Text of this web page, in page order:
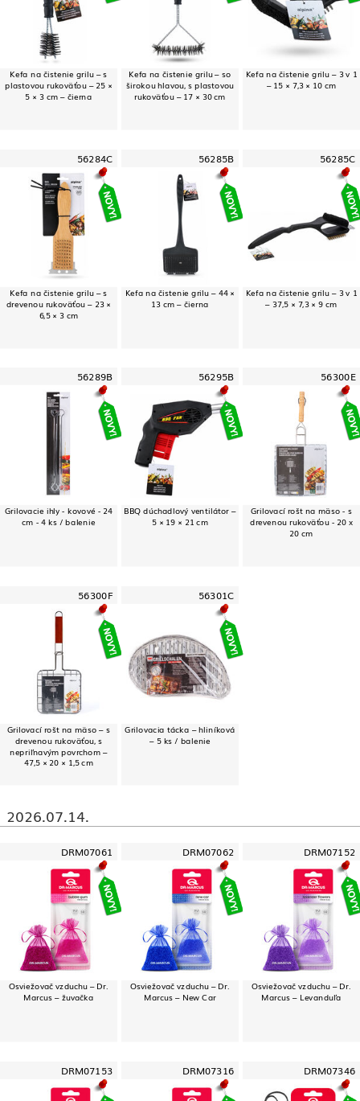
Kefa na čistenie grilu – s
plastovou rukoväťou – 25 ×
5 × 3 cm – čierna
Kefa na čistenie grilu – so
širokou hlavou, s plastovou
rukoväťou – 17 × 30 cm
Kefa na čistenie grilu – 3 v 1
– 15 × 7,3 × 10 cm
56284C
Kefa na čistenie grilu – s
drevenou rukoväťou – 23 ×
6,5 × 3 cm
56285B
Kefa na čistenie grilu – 44 ×
13 cm – čierna
56285C
Kefa na čistenie grilu – 3 v 1
– 37,5 × 7,3 × 9 cm
56289B
Grilovacie ihly - kovové - 24
cm - 4 ks / balenie
56295B
BBQ dúchadlový ventilátor –
5 × 19 × 21 cm
56300E
Grilovací rošt na mäso - s
drevenou rukoväťou - 20 x
20 cm
56300F
Grilovací rošt na mäso – s
drevenou rukoväťou, s
nepriľnavým povrchom –
47,5 × 20 × 1,5 cm
56301C
Grilovacia tácka – hliníková
– 5 ks / balenie
2026.07.14.
DRM07061
Osviežovač vzduchu – Dr.
Marcus – žuvačka
DRM07062
Osviežovač vzduchu – Dr.
Marcus – New Car
DRM07152
Osviežovač vzduchu – Dr.
Marcus – Levanduľa
DRM07153 DRM07316 DRM07346